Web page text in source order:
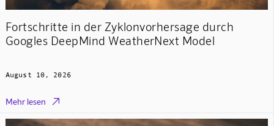
Fortschritte in der Zyklonvorhersage durch
Googles DeepMind WeatherNext Model
August 10, 2026
Mehr lesen 